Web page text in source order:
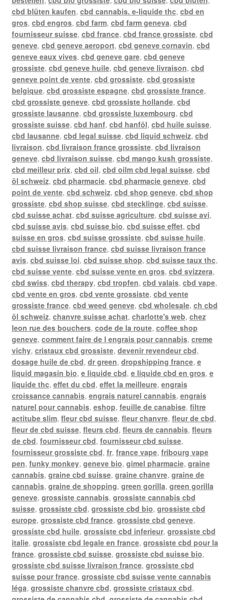
cbd blüten kaufen, cbd cannabis. e-liquide thc, cbd en
gros, cbd engros, cbd farm, cbd farm geneva, cbd
fournisseur suisse, cbd france, cbd france grossiste, cbd
geneve, cbd geneve aeroport, cbd geneve cornavin, cbd
geneve eaux vives, cbd geneve gare, cbd geneve
grossiste, cbd geneve huile, cbd geneve livraison, cbd
geneve point de vente, cbd grossiste, cbd grossiste
belgique, cbd grossiste espagne, cbd grossiste france,
cbd grossiste geneve, cbd grossiste hollande, cbd
grossiste lausanne, cbd grossiste luxembourg, cbd
grossiste suisse, cbd hanf, cbd hanföl, cbd huile suisse,
cbd lausanne, cbd legal suisse, cbd liquid schweiz, cbd
livraison, cbd livraison france grossiste, cbd livraison
geneve, cbd livraison suisse, cbd mango kush grossiste,
cbd meilleur prix, cbd oil, cbd oilm cbd legal suisse, cbd
öl schweiz, cbd pharmacie, cbd pharmacie geneve, cbd
point de vente, cbd schweiz, cbd shop geneve, cbd shop
grossiste, cbd shop suisse, cbd stecklinge, cbd suisse,
cbd suisse achat, cbd suisse agriculture, cbd suisse avi,
cbd suisse avis, cbd suisse bio, cbd suisse effet, cbd
suisse en gros, cbd suisse grossiste, cbd suisse huile,
cbd suisse livraison france, cbd suisse livraison france
avis, cbd suisse loi, cbd suisse shop, cbd suisse taux thc,
cbd suisse vente, cbd suisse vente en gros, cbd svizzera,
cbd swiss, cbd therapy, cbd tropfen, cbd valais, cbd vape,
cbd vente en gros, cbd vente grossiste, cbd vente
grossiste france, cbd weed geneve, cbd wholesale, ch cbd
öl schweiz, chanvre suisse achat, charlotte's web, chez
leon rue des bouchers, code de la route, coffee shop
geneve, comment faire de l engrais pour cannabis, creme
vichy, cristaux cbd grossiste, devenir revendeur cbd,
dosage huile de cbd, dr green, dropshipping france, e
liquid magasin bio, e liquide cbd, e liquide cbd en gros, e
liquide thc, effet du cbd, effet la meilleure, engrais
croissance cannabis, engrais naturel cannabis, engrais
naturel pour cannabis, eshop, feuille de canabise, filtre
actitube slim, fleur cbd suisse, fleur chanvre, fleur de cbd,
fleur de cbd suisse, fleurs cbd, fleurs de cannabis, fleurs
de cbd, fournisseur cbd, fournisseur cbd suisse,
fournisseur grossiste cbd, fr, france vape, fribourg vape
pen, funky monkey, geneve bio, gimel pharmacie, graine
cannabis, graine cbd suisse, graine chanvre, graine de
cannabis, graine de shopping, green gorilla, green gorilla
geneve, grossiste cannabis, grossiste cannabis cbd
suisse, grossiste cbd, grossiste cbd bio, grossiste cbd
europe, grossiste cbd france, grossiste cbd geneve,
grossiste cbd huile, grossiste cbd inferieur, grossiste cbd
italie, grossiste cbd legale en france, grossiste cbd pour la
france, grossiste cbd suisse, grossiste cbd suisse bio,
grossiste cbd suisse livraison france, grossiste cbd
suisse pour france, grossiste cbd suisse vente cannabis
léga, grossiste chanvre cbd, grossiste cristaux cbd,